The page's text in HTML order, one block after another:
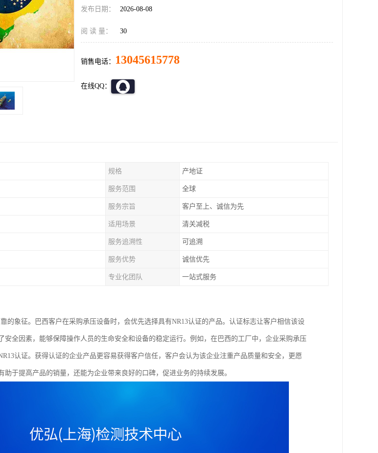
发布日期： 2026-08-08
阅 读 量： 30
销售电话： 13045615778
在线QQ：
规格 产地证
服务范围 全球
服务宗旨 客户至上、诚信为先
适用场景 清关减税
服务追溯性 可追溯
服务优势 诚信优先
专业化团队 一站式服务
的象征。巴西客户在采购承压设备时，会优先选择具有NR13认证的产品。认证标志让客户相信该设
安全因素，能够保障操作人员的生命安全和设备的稳定运行。例如，在巴西的工厂中，企业采购承压
认证。获得认证的企业产品更容易获得客户信任，客户会认为该企业注重产品质量和安全，更愿
助于提高产品的销量，还能为企业带来良好的口碑，促进业务的持续发展。